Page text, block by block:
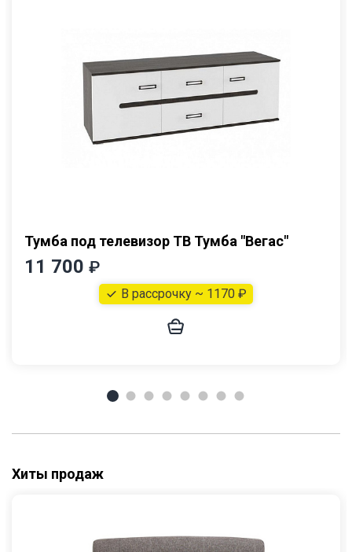
Тумба под телевизор ТВ Тумба "Вегас"
11 700 ₽
В рассрочку ~ 1170 ₽
Хиты продаж